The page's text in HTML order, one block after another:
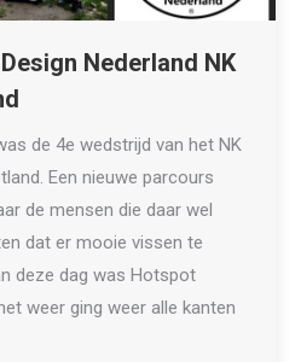
Nederland NK
de 4e wedstrijd van het NK
Een nieuwe parcours
de mensen die daar wel
dat er mooie vissen te
deze dag was Hotspot
weer ging weer alle kanten